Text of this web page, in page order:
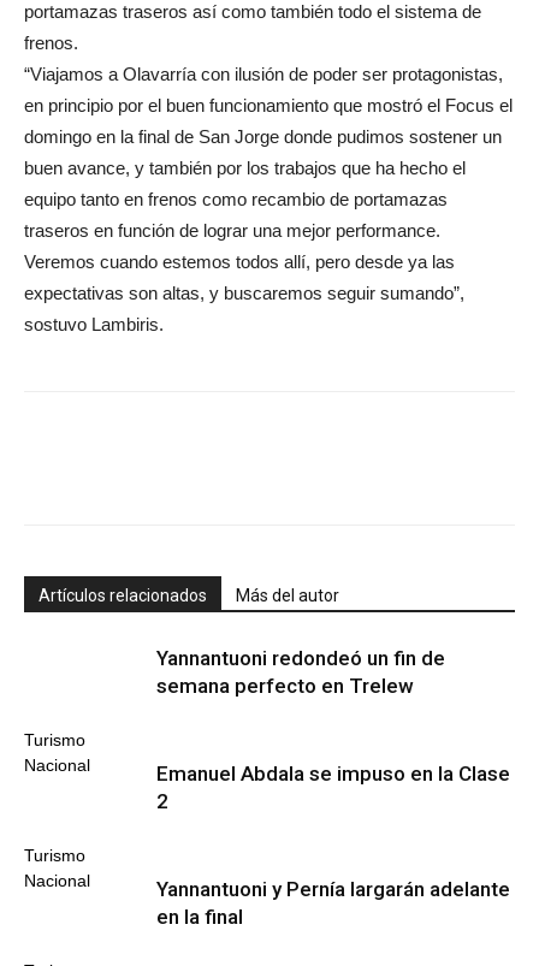
portamazas traseros así como también todo el sistema de
frenos.
“Viajamos a Olavarría con ilusión de poder ser protagonistas,
en principio por el buen funcionamiento que mostró el Focus el
domingo en la final de San Jorge donde pudimos sostener un
buen avance, y también por los trabajos que ha hecho el
equipo tanto en frenos como recambio de portamazas
traseros en función de lograr una mejor performance.
Veremos cuando estemos todos allí, pero desde ya las
expectativas son altas, y buscaremos seguir sumando”,
sostuvo Lambiris.
Artículos relacionados Más del autor
Turismo
Nacional
Yannantuoni redondeó un fin de
semana perfecto en Trelew
Turismo
Nacional
Emanuel Abdala se impuso en la Clase
2
Yannantuoni y Pernía largarán adelante
en la final